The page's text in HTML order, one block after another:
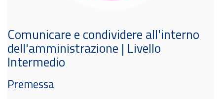
Comunicare e condividere all'interno
dell'amministrazione | Livello
Intermedio
Premessa